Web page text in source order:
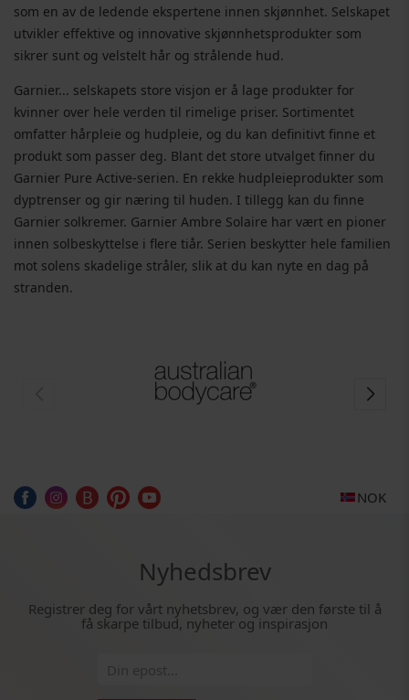
som en av de ledende ekspertene innen skjønnhet. Selskapet
utvikler effektive og innovative skjønnhetsprodukter som
sikrer sunt og velstelt hår og strålende hud.
Garnier... selskapets store visjon er å lage produkter for
kvinner over hele verden til rimelige priser. Sortimentet
omfatter hårpleie og hudpleie, og du kan definitivt finne et
produkt som passer deg. Blant det store utvalget finner du
Garnier Pure Active-serien. En rekke hudpleieprodukter som
dyptrenser og gir næring til huden. I tillegg kan du finne
Garnier solkremer. Garnier Ambre Solaire har vært en pioner
innen solbeskyttelse i flere tiår. Serien beskytter hele familien
mot solens skadelige stråler, slik at du kan nyte en dag på
stranden.
NOK
Nyhedsbrev
Registrer deg for vårt nyhetsbrev, og vær den første til å
få skarpe tilbud, nyheter og inspirasjon